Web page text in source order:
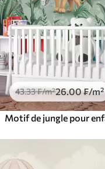
43.33₣/m²26.00₣/m²